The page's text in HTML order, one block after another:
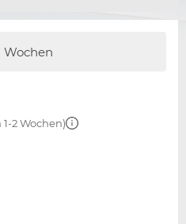
Wochen
2 Wochen)